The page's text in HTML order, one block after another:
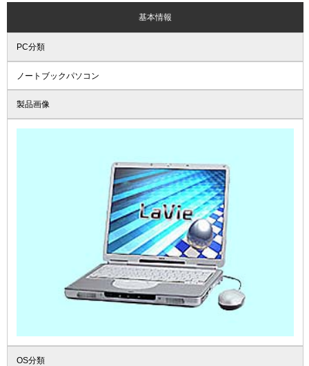
基本情報
PC分類
ノートブックパソコン
製品画像
OS分類